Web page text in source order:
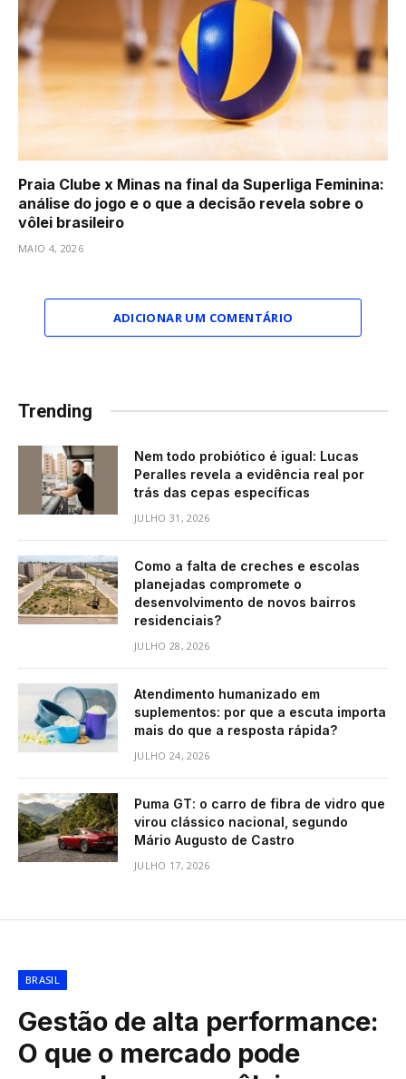
Praia Clube x Minas na final da Superliga Feminina:
análise do jogo e o que a decisão revela sobre o
vôlei brasileiro
MAIO 4, 2026
ADICIONAR UM COMENTÁRIO
Trending
Nem todo probiótico é igual: Lucas
Peralles revela a evidência real por
trás das cepas específicas
JULHO 31, 2026
Como a falta de creches e escolas
planejadas compromete o
desenvolvimento de novos bairros
residenciais?
JULHO 28, 2026
Atendimento humanizado em
suplementos: por que a escuta importa
mais do que a resposta rápida?
JULHO 24, 2026
Puma GT: o carro de fibra de vidro que
virou clássico nacional, segundo
Mário Augusto de Castro
JULHO 17, 2026
BRASIL
Gestão de alta performance:
O que o mercado pode